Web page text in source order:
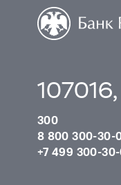
300
8 800 300-30-
+7 499 300-